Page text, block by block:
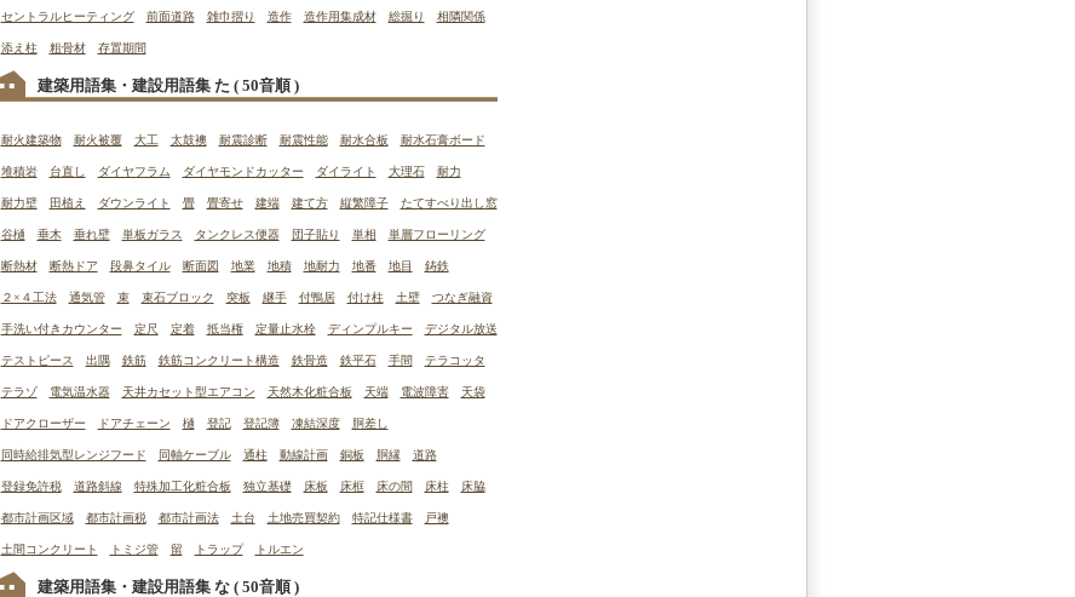
セントラルヒーティング 前面道路 雑巾摺り 造作 造作用集成材 総掘り 相隣関係
添え柱 粗骨材 存置期間
建築用語集・建設用語集 た ( 50音順 )
耐火建築物 耐火被覆 大工 太鼓襖 耐震診断 耐震性能 耐水合板 耐水石膏ボード
堆積岩 台直し ダイヤフラム ダイヤモンドカッター ダイライト 大理石 耐力
耐力壁 田植え ダウンライト 畳 畳寄せ 建端 建て方 縦繁障子 たてすべり出し窓
谷樋 垂木 垂れ壁 単板ガラス タンクレス便器 団子貼り 単相 単層フローリング
断熱材 断熱ドア 段鼻タイル 断面図 地業 地積 地耐力 地番 地目 鋳鉄
２×４工法 通気管 束 束石ブロック 突板 継手 付鴨居 付け柱 土壁 つなぎ融資
手洗い付きカウンター 定尺 定着 抵当権 定量止水栓 ディンプルキー デジタル放送
テストピース 出隅 鉄筋 鉄筋コンクリート構造 鉄骨造 鉄平石 手間 テラコッタ
テラゾ 電気温水器 天井カセット型エアコン 天然木化粧合板 天端 電波障害 天袋
ドアクローザー ドアチェーン 樋 登記 登記簿 凍結深度 胴差し
同時給排気型レンジフード 同軸ケーブル 通柱 動線計画 銅板 胴縁 道路
登録免許税 道路斜線 特殊加工化粧合板 独立基礎 床板 床框 床の間 床柱 床脇
都市計画区域 都市計画税 都市計画法 土台 土地売買契約 特記仕様書 戸襖
土間コンクリート トミジ管 留 トラップ トルエン
建築用語集・建設用語集 な( 50音順 )